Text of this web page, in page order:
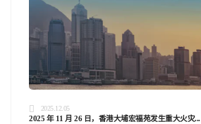
2025.12.05
2025 年 11 月 26 日，香港大埔宏福苑发生重大火灾...